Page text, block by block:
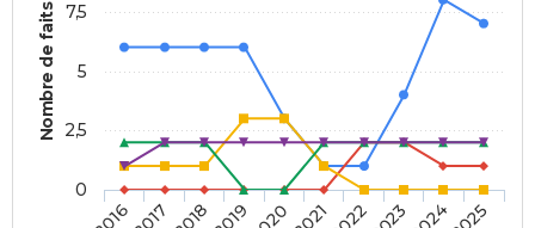
Nombre de faits
0
2,5
5
7,5